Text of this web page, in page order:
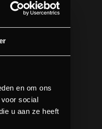
en om ons
social
u aan ze heeft